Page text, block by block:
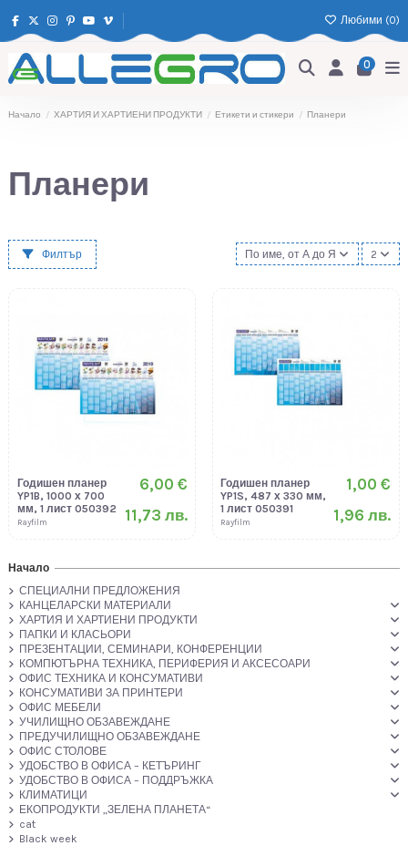
Любими (0)
0
Начало ХАРТИЯ И ХАРТИЕНИ ПРОДУКТИ Етикети и стикери Планери
Планери
Филтър По име, от А до Я 2
Годишен планер
YP1B, 1000 х 700
мм, 1 лист 050392
Rayfilm
6,00 €
11,73 лв.
Годишен планер
YP1S, 487 х 330 мм,
1 лист 050391
Rayfilm
1,00 €
1,96 лв.
Начало
СПЕЦИАЛНИ ПРЕДЛОЖЕНИЯ
КАНЦЕЛАРСКИ МАТЕРИАЛИ
ХАРТИЯ И ХАРТИЕНИ ПРОДУКТИ
ПАПКИ И КЛАСЬОРИ
ПРЕЗЕНТАЦИИ, СЕМИНАРИ, КОНФЕРЕНЦИИ
КОМПЮТЪРНА ТЕХНИКА, ПЕРИФЕРИЯ И АКСЕСОАРИ
ОФИС ТЕХНИКА И КОНСУМАТИВИ
КОНСУМАТИВИ ЗА ПРИНТЕРИ
ОФИС МЕБЕЛИ
УЧИЛИЩНО ОБЗАВЕЖДАНЕ
ПРЕДУЧИЛИЩНО ОБЗАВЕЖДАНЕ
ОФИС СТОЛОВЕ
УДОБСТВО В ОФИСА – КЕТЪРИНГ
УДОБСТВО В ОФИСА – ПОДДРЪЖКА
КЛИМАТИЦИ
ЕКОПРОДУКТИ „ЗЕЛЕНА ПЛАНЕТА“
cat
Black week